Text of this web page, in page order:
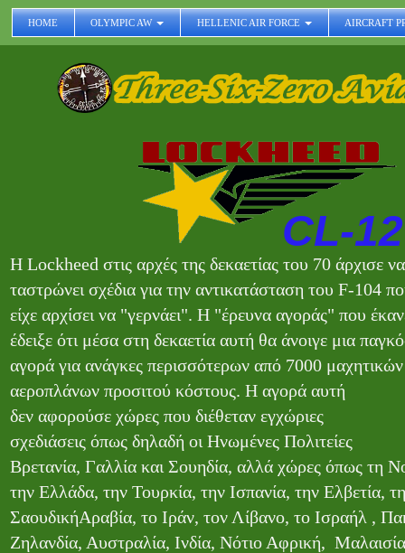
HOME OLYMPIC AW HELLENIC AIR FORCE AIRCRAFT
Η Lockheed στις αρχές της δεκαετίας του 70 άρχισε
ταστρώνει σχέδια για την αντικατάσταση του F-104
είχε αρχίσει να "γερνάει". Η "έρευνα αγοράς" που
έδειξε ότι μέσα στη δεκαετία αυτή θα άνοιγε μια
αγορά για ανάγκες περισσότερων από 7000 μαχητικών
αεροπλάνων προσιτού κόστους. Η αγορά αυτή
δεν αφορούσε χώρες που διέθεταν εγχώριες
σχεδιάσεις όπως δηλαδή οι Ηνωμένες Πολιτείες
Βρετανία, Γαλλία και Σουηδία, αλλά χώρες όπως τη
την Ελλάδα, την Τουρκία, την Ισπανία, την Ελβετία,
ΣαουδικήΑραβία, το Ιράν, τον Λίβανο, το Ισραήλ ,
Ζηλανδία, Αυστραλία, Ινδία, Νότιο Αφρική,
CL-